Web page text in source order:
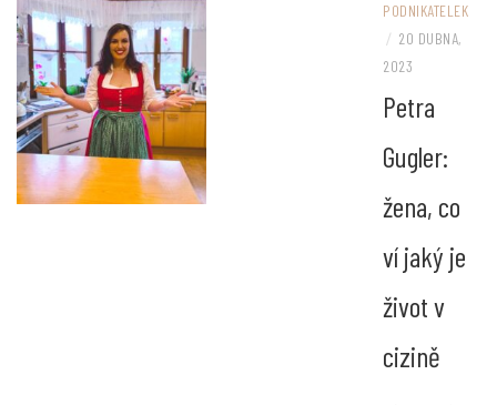
PODNIKATELEK
/ 20 DUBNA,
2023
Petra
Gugler:
žena, co
ví jaký je
život v
cizině